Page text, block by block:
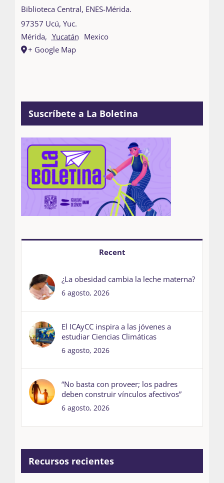
Biblioteca Central, ENES-Mérida.
97357 Ucú, Yuc.
Mérida, Yucatán Mexico
+ Google Map
Suscríbete a La Boletina
Recent
¿La obesidad cambia la leche materna?
6 agosto, 2026
El ICAyCC inspira a las jóvenes a
estudiar Ciencias Climáticas
6 agosto, 2026
“No basta con proveer; los padres
deben construir vínculos afectivos”
6 agosto, 2026
Recursos recientes